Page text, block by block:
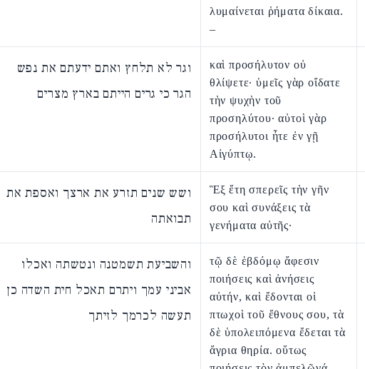
λυμαίνεται ῥήματα δίκαια.
–
וגר לא תלחץ ואתם ידעתם את נפש
הגר כי גרים הייתם בארץ מצרים
καὶ προσήλυτον οὐ
θλίψετε· ὑμεῖς γὰρ οἴδατε
τὴν ψυχὴν τοῦ
προσηλύτου· αὐτοὶ γὰρ
προσήλυτοι ἦτε ἐν γῇ
Αἰγύπτῳ.
ושש שנים תזרע את ארצך ואספת את
תבואתה
Ἓξ ἔτη σπερεῖς τὴν γῆν
σου καὶ συνάξεις τὰ
γενήματα αὐτῆς·
והשביעת תשמטנה ונטשתה ואכלו
אביני עמך ויתרם תאכל חית השדה כן
תעשה לכרמך לזיתך
τῷ δὲ ἑβδόμῳ ἄφεσιν
ποιήσεις καὶ ἀνήσεις
αὐτήν, καὶ ἔδονται οἱ
πτωχοὶ τοῦ ἔθνους σου, τὰ
δὲ ὑπολειπόμενα ἔδεται τὰ
ἄγρια θηρία. οὕτως